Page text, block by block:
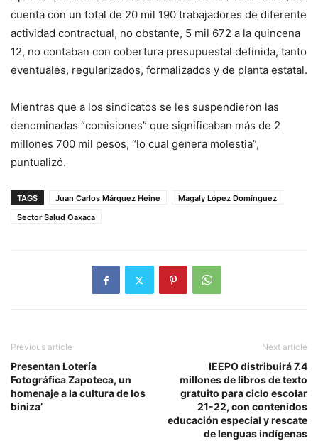
cuenta con un total de 20 mil 190 trabajadores de diferente
actividad contractual, no obstante, 5 mil 672 a la quincena
12, no contaban con cobertura presupuestal definida, tanto
eventuales, regularizados, formalizados y de planta estatal.
Mientras que a los sindicatos se les suspendieron las
denominadas “comisiones” que significaban más de 2
millones 700 mil pesos, “lo cual genera molestia”,
puntualizó.
TAGS Juan Carlos Márquez Heine
Magaly López Domínguez
Sector Salud Oaxaca
Previous article
Presentan Lotería
Fotográfica Zapoteca, un
homenaje a la cultura de los
biniza’
Next article
IEEPO distribuirá 7.4
millones de libros de texto
gratuito para ciclo escolar
21-22, con contenidos
educación especial y rescate
de lenguas indígenas